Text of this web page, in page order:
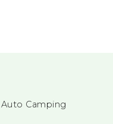
Camping